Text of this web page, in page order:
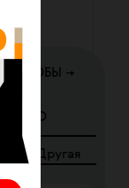
→
РАЗОВО
Другая